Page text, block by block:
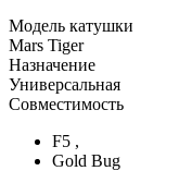
Модель катушки
Mars Tiger
Назначение
Универсальная
Совместимость
F5 ,
Gold Bug